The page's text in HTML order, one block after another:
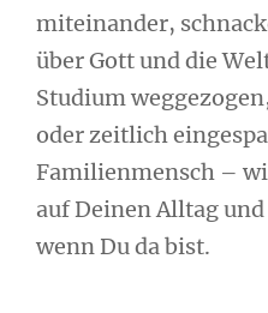
miteinander,
über Gott und die
Studium
oder zeitlich
Familienmensch –
auf Deinen Alltag
wenn Du da bist.